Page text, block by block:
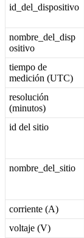
id_del_dispositivo
nombre_del_disp
ositivo
tiempo de
medición (UTC)
resolución
(minutos)
id del sitio
nombre_del_sitio
corriente (A)
voltaje (V)